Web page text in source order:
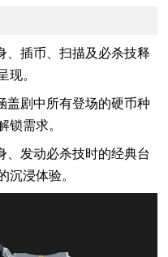
、插币、扫描及必杀技释
。
盖剧中所有登场的硬币种
需求。
、发动必杀技时的经典台
浸体验。